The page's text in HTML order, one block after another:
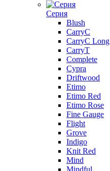
Серия
Blush
CarryC
CarryC Long
CarryT
Complete
Cypra
Driftwood
Etimo
Etimo Red
Etimo Rose
Fine Gauge
Flight
Grove
Indigo
Knit Red
Mind
Mindful